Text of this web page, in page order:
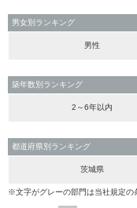
男女別ランキング
男性
築年数別ランキング
2～6年以内
都道府県別ランキング
茨城県
※文字がグレーの部門は当社規定の